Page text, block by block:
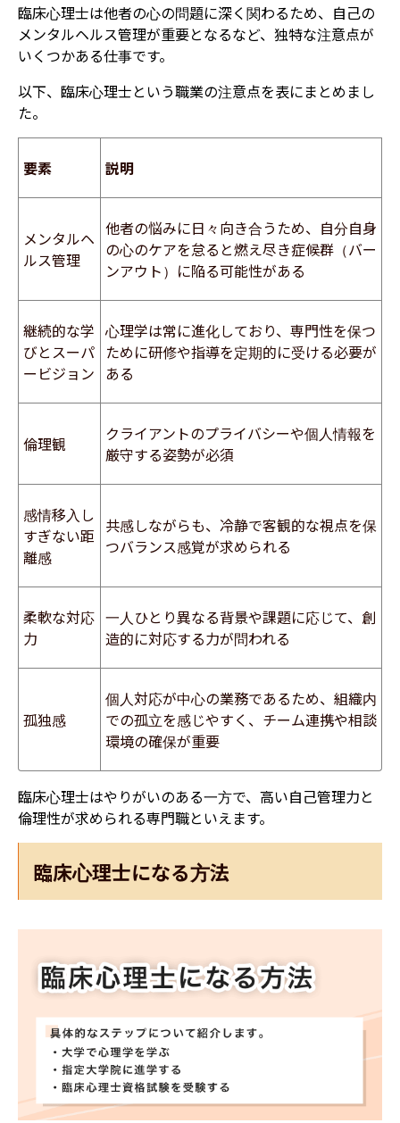
臨床心理士は他者の心の問題に深く関わるため、自己の
メンタルヘルス管理が重要となるなど、独特な注意点が
いくつかある仕事です。
以下、臨床心理士という職業の注意点を表にまとめまし
た。
要素 説明
メンタルヘ
ルス管理
他者の悩みに日々向き合うため、自分自身
の心のケアを怠ると燃え尽き症候群（バー
ンアウト）に陥る可能性がある
継続的な学
びとスーパ
ービジョン
心理学は常に進化しており、専門性を保つ
ために研修や指導を定期的に受ける必要が
ある
倫理観
クライアントのプライバシーや個人情報を
厳守する姿勢が必須
感情移入し
すぎない距
離感
共感しながらも、冷静で客観的な視点を保
つバランス感覚が求められる
柔軟な対応
力
一人ひとり異なる背景や課題に応じて、創
造的に対応する力が問われる
孤独感
個人対応が中心の業務であるため、組織内
での孤立を感じやすく、チーム連携や相談
環境の確保が重要
臨床心理士はやりがいのある一方で、高い自己管理力と
倫理性が求められる専門職といえます。
臨床心理士になる方法